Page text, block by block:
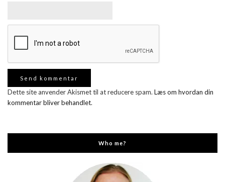
Dette site anvender Akismet til at reducere spam. Læs om hvordan din
kommentar bliver behandlet.
Who me?